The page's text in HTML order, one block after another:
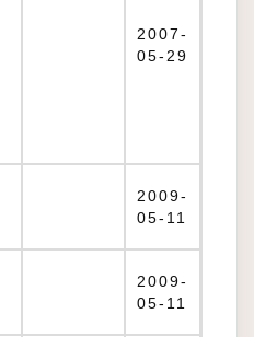
2007-
05-29
2009-
05-11
2009-
05-11